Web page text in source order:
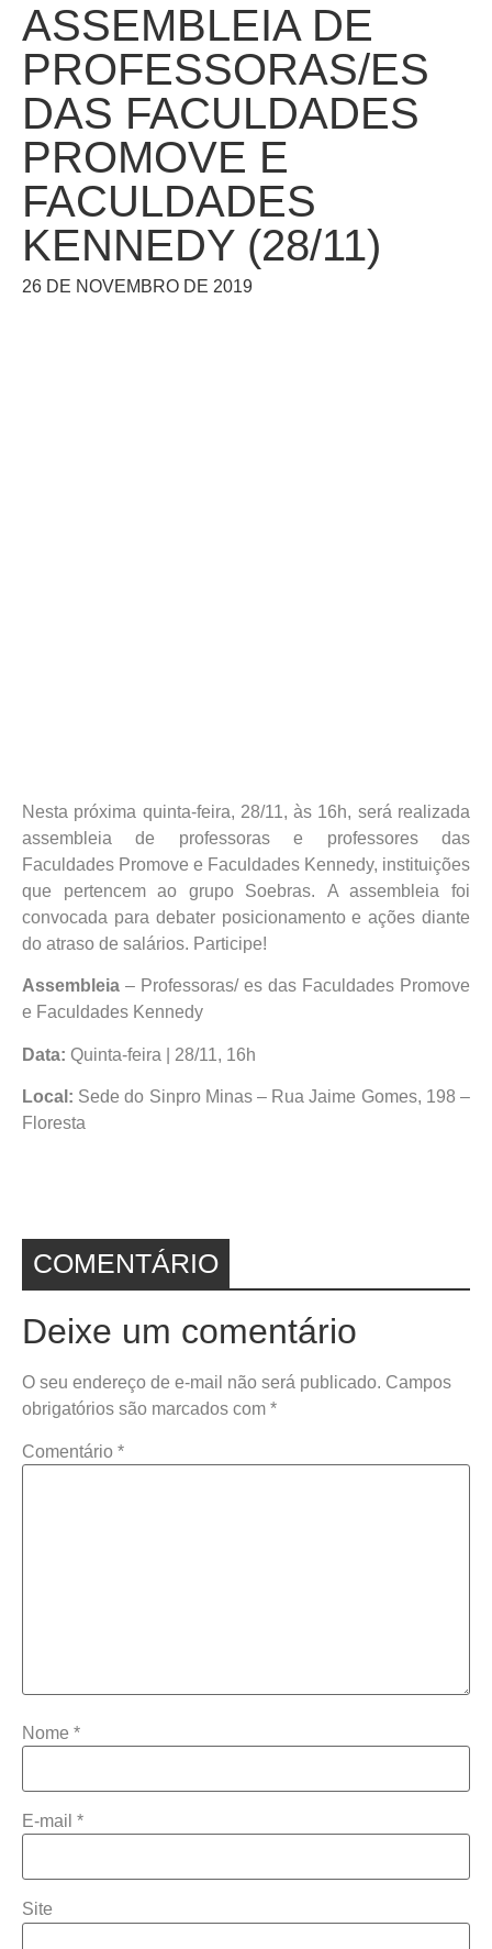
ASSEMBLEIA DE
PROFESSORAS/ES
DAS FACULDADES
PROMOVE E
FACULDADES
KENNEDY (28/11)
26 DE NOVEMBRO DE 2019
Nesta próxima quinta-feira, 28/11, às 16h, será realizada
assembleia de professoras e professores das
Faculdades Promove e Faculdades Kennedy, instituições
que pertencem ao grupo Soebras. A assembleia foi
convocada para debater posicionamento e ações diante
do atraso de salários. Participe!
Assembleia – Professoras/ es das Faculdades Promove
e Faculdades Kennedy
Data: Quinta-feira | 28/11, 16h
Local: Sede do Sinpro Minas – Rua Jaime Gomes, 198 –
Floresta
COMENTÁRIO
Deixe um comentário
O seu endereço de e-mail não será publicado. Campos
obrigatórios são marcados com *
Comentário *
Nome *
E-mail *
Site